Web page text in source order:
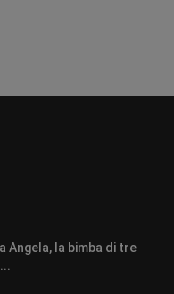
Angela, la bimba di tre